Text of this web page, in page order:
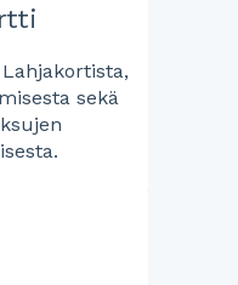
sekä